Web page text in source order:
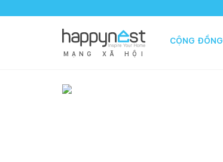
M Ạ N G X Ã H Ộ I
CỘNG ĐỒNG